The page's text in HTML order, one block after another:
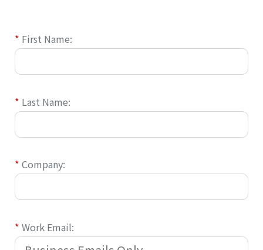
* First Name:
* Last Name:
* Company:
* Work Email: